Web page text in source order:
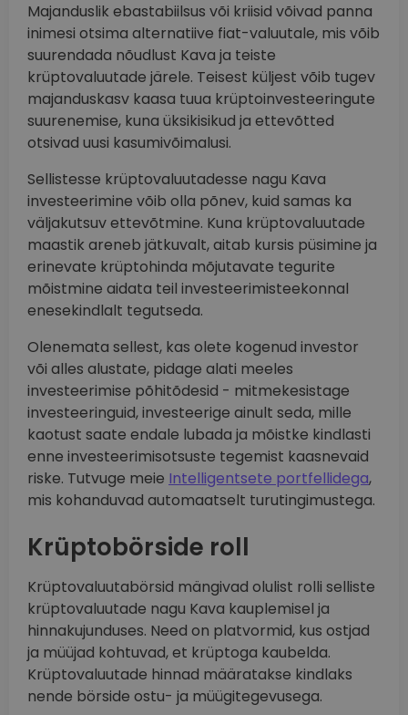
Majanduslik ebastabiilsus või kriisid võivad panna
inimesi otsima alternatiive fiat-valuutale, mis võib
suurendada nõudlust Kava ja teiste
krüptovaluutade järele. Teisest küljest võib tugev
majanduskasv kaasa tuua krüptoinvesteeringute
suurenemise, kuna üksikisikud ja ettevõtted
otsivad uusi kasumivõimalusi.
Sellistesse krüptovaluutadesse nagu Kava
investeerimine võib olla põnev, kuid samas ka
väljakutsuv ettevõtmine. Kuna krüptovaluutade
maastik areneb jätkuvalt, aitab kursis püsimine ja
erinevate krüptohinda mõjutavate tegurite
mõistmine aidata teil investeerimisteekonnal
enesekindlalt tegutseda.
Olenemata sellest, kas olete kogenud investor
või alles alustate, pidage alati meeles
investeerimise põhitõdesid - mitmekesistage
investeeringuid, investeerige ainult seda, mille
kaotust saate endale lubada ja mõistke kindlasti
enne investeerimisotsuste tegemist kaasnevaid
riske. Tutvuge meie Intelligentsete portfellidega,
mis kohanduvad automaatselt turutingimustega.
Krüptobörside roll
Krüptovaluutabörsid mängivad olulist rolli selliste
krüptovaluutade nagu Kava kauplemisel ja
hinnakujunduses. Need on platvormid, kus ostjad
ja müüjad kohtuvad, et krüptoga kaubelda.
Krüptovaluutade hinnad määratakse kindlaks
nende börside ostu- ja müügitegevusega.